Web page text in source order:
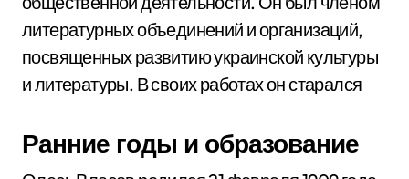
литературных объединений и организаций,
посвященных развитию украинской культуры
и литературы. В своих работах он старался
Ранние годы и образование